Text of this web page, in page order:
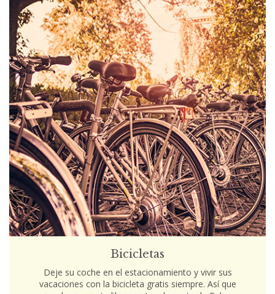
Bicicletas
Deje su coche en el estacionamiento y vivir sus
vacaciones con la bicicleta gratis siempre. Así que